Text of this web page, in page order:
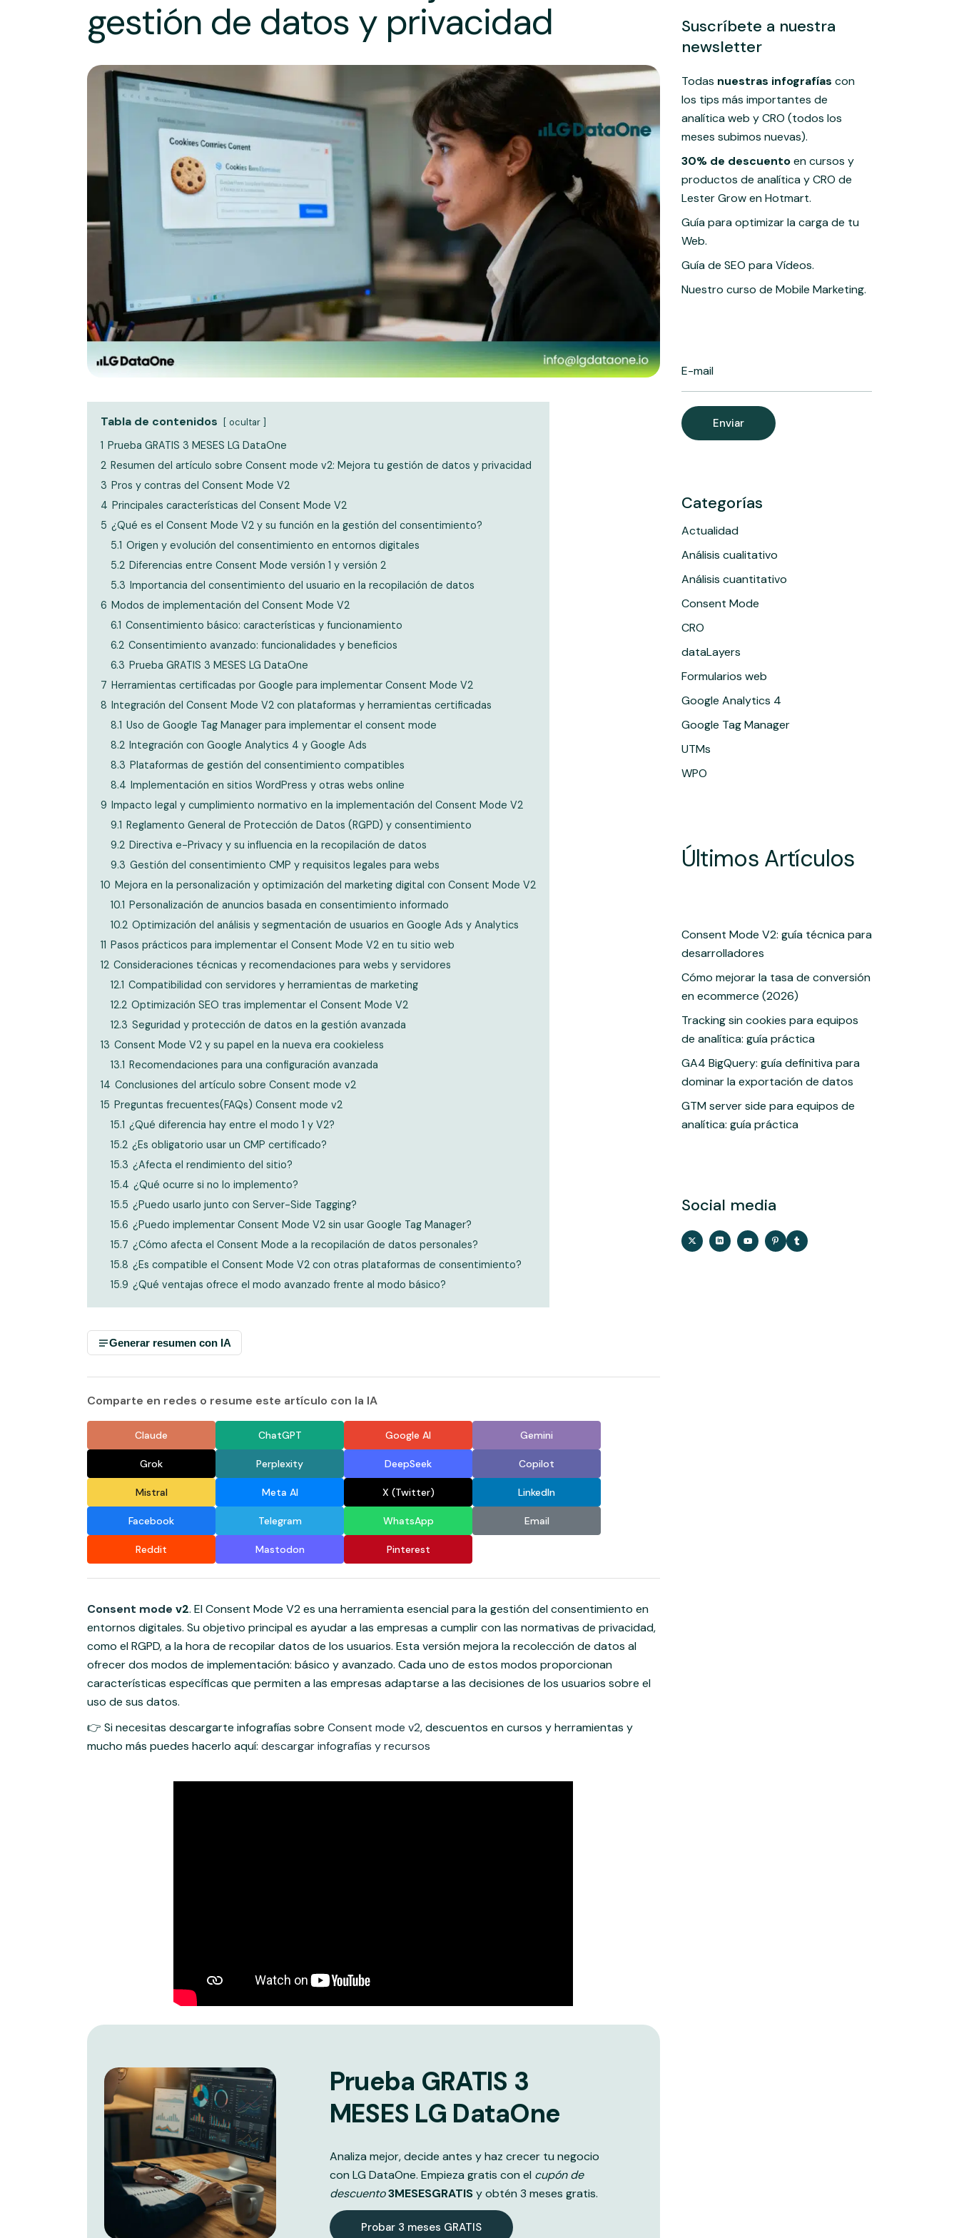
gestión de datos y privacidad
Tabla de contenidos ocultar
1 Prueba GRATIS 3 MESES LG DataOne
2 Resumen del artículo sobre Consent mode v2: Mejora tu gestión de datos y privacidad
3 Pros y contras del Consent Mode V2
4 Principales características del Consent Mode V2
5 ¿Qué es el Consent Mode V2 y su función en la gestión del consentimiento?
5.1 Origen y evolución del consentimiento en entornos digitales
5.2 Diferencias entre Consent Mode versión 1 y versión 2
5.3 Importancia del consentimiento del usuario en la recopilación de datos
6 Modos de implementación del Consent Mode V2
6.1 Consentimiento básico: características y funcionamiento
6.2 Consentimiento avanzado: funcionalidades y beneficios
6.3 Prueba GRATIS 3 MESES LG DataOne
7 Herramientas certificadas por Google para implementar Consent Mode V2
8 Integración del Consent Mode V2 con plataformas y herramientas certificadas
8.1 Uso de Google Tag Manager para implementar el consent mode
8.2 Integración con Google Analytics 4 y Google Ads
8.3 Plataformas de gestión del consentimiento compatibles
8.4 Implementación en sitios WordPress y otras webs online
9 Impacto legal y cumplimiento normativo en la implementación del Consent Mode V2
9.1 Reglamento General de Protección de Datos (RGPD) y consentimiento
9.2 Directiva e-Privacy y su influencia en la recopilación de datos
9.3 Gestión del consentimiento CMP y requisitos legales para webs
10 Mejora en la personalización y optimización del marketing digital con Consent Mode V2
10.1 Personalización de anuncios basada en consentimiento informado
10.2 Optimización del análisis y segmentación de usuarios en Google Ads y Analytics
11 Pasos prácticos para implementar el Consent Mode V2 en tu sitio web
12 Consideraciones técnicas y recomendaciones para webs y servidores
12.1 Compatibilidad con servidores y herramientas de marketing
12.2 Optimización SEO tras implementar el Consent Mode V2
12.3 Seguridad y protección de datos en la gestión avanzada
13 Consent Mode V2 y su papel en la nueva era cookieless
13.1 Recomendaciones para una configuración avanzada
14 Conclusiones del artículo sobre Consent mode v2
15 Preguntas frecuentes(FAQs) Consent mode v2
15.1 ¿Qué diferencia hay entre el modo 1 y V2?
15.2 ¿Es obligatorio usar un CMP certificado?
15.3 ¿Afecta el rendimiento del sitio?
15.4 ¿Qué ocurre si no lo implemento?
15.5 ¿Puedo usarlo junto con Server-Side Tagging?
15.6 ¿Puedo implementar Consent Mode V2 sin usar Google Tag Manager?
15.7 ¿Cómo afecta el Consent Mode a la recopilación de datos personales?
15.8 ¿Es compatible el Consent Mode V2 con otras plataformas de consentimiento?
15.9 ¿Qué ventajas ofrece el modo avanzado frente al modo básico?
Generar resumen con IA
Comparte en redes o resume este artículo con la IA
Claude ChatGPT Google AI Gemini
Grok Perplexity DeepSeek Copilot
Mistral Meta AI X (Twitter) LinkedIn
Facebook Telegram WhatsApp Email
Reddit Mastodon Pinterest
Consent mode v2. El Consent Mode V2 es una herramienta esencial para la gestión del consentimiento en
entornos digitales. Su objetivo principal es ayudar a las empresas a cumplir con las normativas de privacidad,
como el RGPD, a la hora de recopilar datos de los usuarios. Esta versión mejora la recolección de datos al
ofrecer dos modos de implementación: básico y avanzado. Cada uno de estos modos proporcionan
características específicas que permiten a las empresas adaptarse a las decisiones de los usuarios sobre el
uso de sus datos.
👉 Si necesitas descargarte infografías sobre Consent mode v2, descuentos en cursos y herramientas y
mucho más puedes hacerlo aquí: descargar infografías y recursos
Prueba GRATIS 3
MESES LG DataOne
Analiza mejor, decide antes y haz crecer tu negocio
con LG DataOne. Empieza gratis con el cupón de
descuento3MESESGRATISy obtén 3 meses gratis.
Probar 3 meses GRATIS
Suscríbete a nuestra
newsletter
Todas nuestras infografías con
los tips más importantes de
analítica web y CRO (todos los
meses subimos nuevas).
30% de descuentoen cursos y
productos de analítica y CRO de
Lester Grow en Hotmart.
Guía para optimizar la carga de tu
Web.
Guía de SEO para Vídeos.
Nuestro curso de Mobile Marketing.
Enviar
Categorías
Actualidad
Análisis cualitativo
Análisis cuantitativo
Consent Mode
CRO
dataLayers
Formularios web
Google Analytics 4
Google Tag Manager
UTMs
WPO
Últimos Artículos
Consent Mode V2: guía técnica para
desarrolladores
Cómo mejorar la tasa de conversión
en ecommerce (2026)
Tracking sin cookies para equipos
de analítica: guía práctica
GA4 BigQuery: guía definitiva para
dominar la exportación de datos
GTM server side para equipos de
analítica: guía práctica
Social media